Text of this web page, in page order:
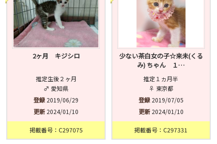
2ヶ月 キジシロ
推定生後２ヶ月
♂ 愛知県
登録 2019/06/29
更新 2024/01/10
掲載番号：C297075
少ない茶白女の子☆来未(くる
み) ちゃん １…
推定１ヵ月半
♀ 東京都
登録2019/07/05
更新2024/01/10
掲載番号：C297331